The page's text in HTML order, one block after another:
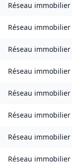
Réseau immobilier
Réseau immobilier
Réseau immobilier
Réseau immobilier
Réseau immobilier
Réseau immobilier
Réseau immobilier
Réseau immobilier